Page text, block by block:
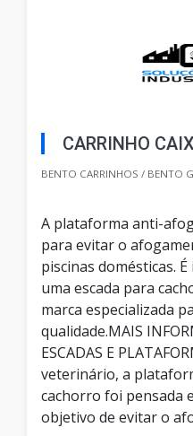
CARRINHO
BENTO CARRINHOS / BENTO
A plataforma anti-
para evitar o
piscinas domésticas.
uma escada para
marca especializada
qualidade.MAIS
ESCADAS E
veterinário, a
cachorro foi pensada
objetivo de evitar o